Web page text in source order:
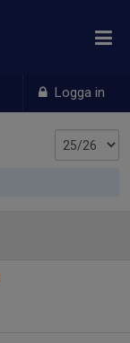
Logga in